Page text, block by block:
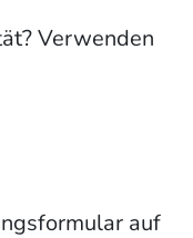
Verwenden
auf